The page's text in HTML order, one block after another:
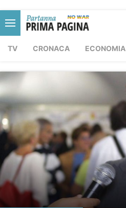
TV CRONACA ECONOMIA